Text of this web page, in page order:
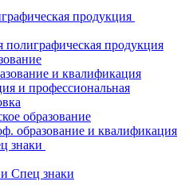
продукция
продукция
и квалификация
и профессиональная
образование
образование и квалификация
знаки
Спец знаки